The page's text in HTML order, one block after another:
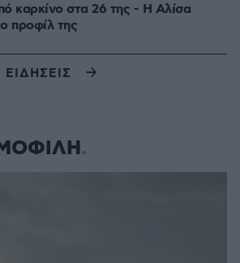
καρκίνο στα 26 της - Η Αλίσα
προφίλ της